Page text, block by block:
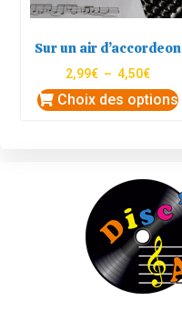
Sur un air d’accordeon
2,99€ – 4,50€
Choix des options